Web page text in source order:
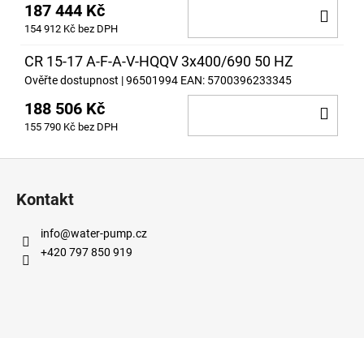
187 444 Kč
154 912 Kč bez DPH
CR 15-17 A-F-A-V-HQQV 3x400/690 50 HZ
Ověřte dostupnost | 96501994 EAN: 5700396233345
188 506 Kč
155 790 Kč bez DPH
Kontakt
info@water-pump.cz
+420 797 850 919